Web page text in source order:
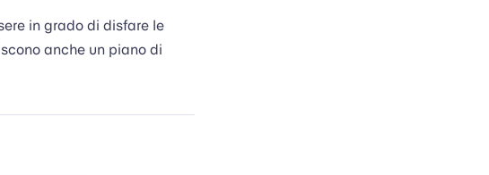
in grado di disfare le
anche un piano di